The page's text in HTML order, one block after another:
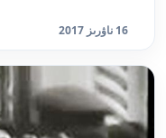
16 ناۋرىز 2017